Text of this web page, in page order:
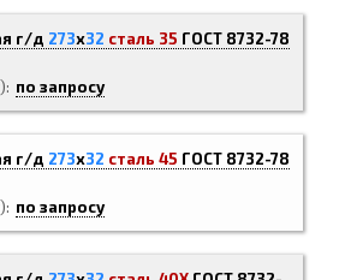
г/д 273х32 сталь 35 ГОСТ 8732-78
по запросу
г/д 273х32 сталь 45 ГОСТ 8732-78
по запросу